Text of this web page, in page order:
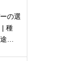
の選
| 種
途…